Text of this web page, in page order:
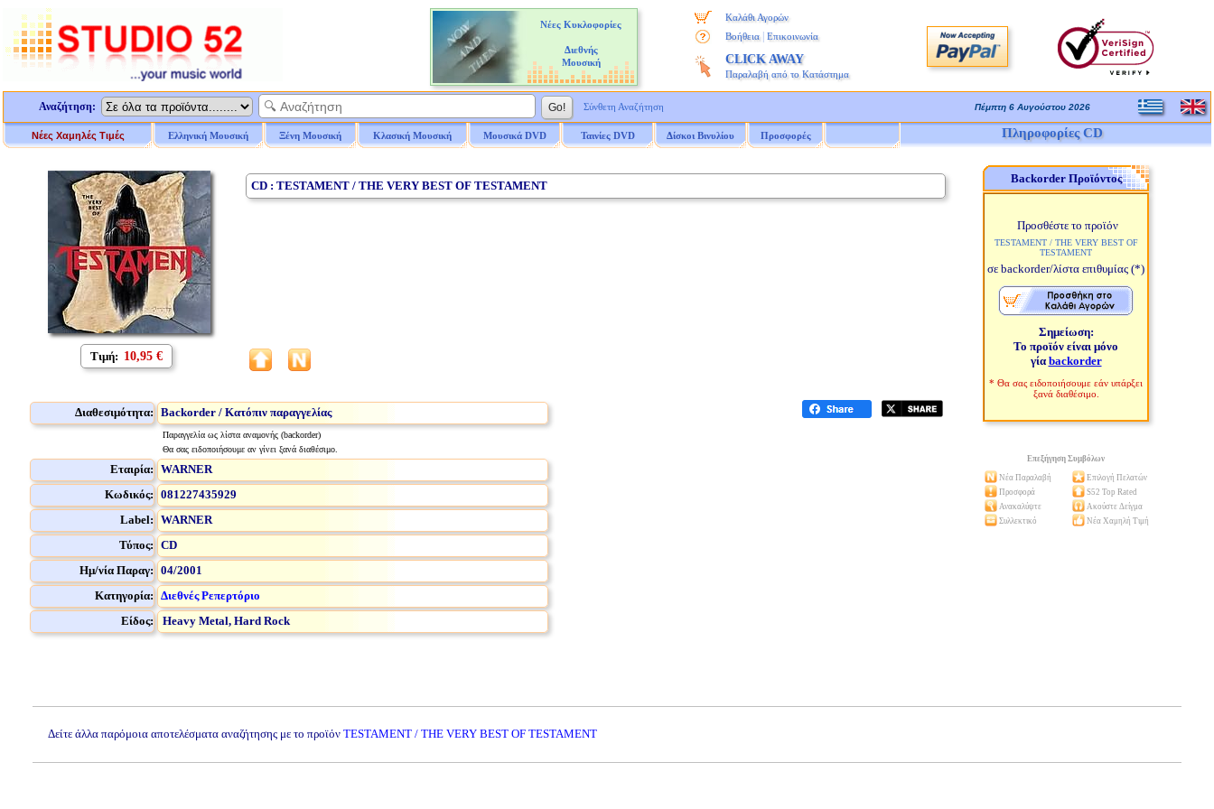
Νέες Κυκλοφορίες
Διεθνής
Μουσική
Καλάθι Αγορών
Βοήθεια
Επικοινωνία
CLICK AWAY
Παραλαβή από το Κατάστημα
Αναζήτηση: Σύνθετη Αναζήτηση Πέμπτη 6 Αυγούστου 2026
Νέες Χαμηλές Τιμές Ελληνική Μουσική Ξένη Μουσική Κλασική Μουσική Μουσικά DVD Ταινίες DVD Δίσκοι Βινυλίου Προσφορές Πληροφορίες CD
Τιμή: 10,95 €
CD : TESTAMENT / THE VERY BEST OF TESTAMENT
Διαθεσιμότητα: Backorder / Κατόπιν παραγγελίας
Παραγγελία ως λίστα αναμονής (backorder)
Θα σας ειδοποιήσουμε αν γίνει ξανά διαθέσιμο.
Εταιρία: WARNER
Κωδικός: 081227435929
Label: WARNER
Τύπος: CD
Ημ/νία Παραγ: 04/2001
Κατηγορία: Διεθνές Ρεπερτόριο
Είδος:
Heavy Metal, Hard Rock
Backorder Προϊόντος
Προσθέστε το προϊόν
TESTAMENT / THE VERY BEST OF
TESTAMENT
σε backorder/λίστα επιθυμίας (*)
Σημείωση:
Το προϊόν είναι μόνο
γία backorder
* Θα σας ειδοποιήσουμε εάν υπάρξει
ξανά διαθέσιμο.
Επεξήγηση Συμβόλων
Νέα Παραλαβή
Επιλογή Πελατών
Προσφορά
S52 Top Rated
Ανακαλύψτε
Ακούστε Δείγμα
Συλλεκτικό
Νέα Χαμηλή Τιμή
Δείτε άλλα παρόμοια αποτελέσματα αναζήτησης με το προϊόν TESTAMENT / THE VERY BEST OF TESTAMENT